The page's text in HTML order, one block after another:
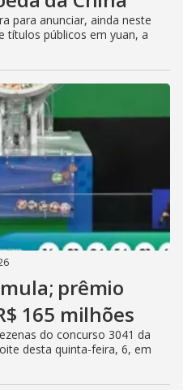
para anunciar, ainda neste
títulos públicos em yuan, a
prêmio
165 milhões
do concurso 3041 da
desta quinta-feira, 6, em